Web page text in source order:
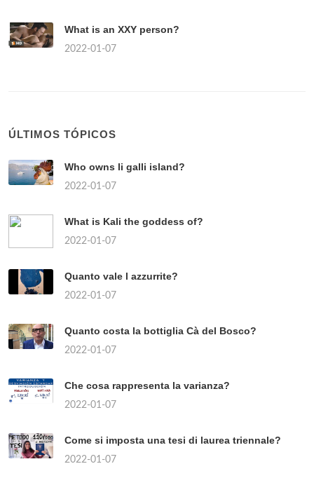
What is an XXY person?
2022-01-07
ÚLTIMOS TÓPICOS
Who owns li galli island?
2022-01-07
What is Kali the goddess of?
2022-01-07
Quanto vale l azzurrite?
2022-01-07
Quanto costa la bottiglia Cà del Bosco?
2022-01-07
Che cosa rappresenta la varianza?
2022-01-07
Come si imposta una tesi di laurea triennale?
2022-01-07